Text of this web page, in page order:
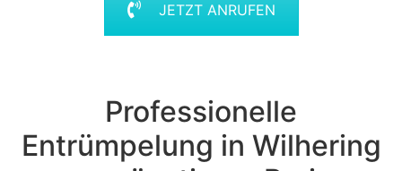
JETZT ANRUFEN
Professionelle
Entrümpelung in Wilhering